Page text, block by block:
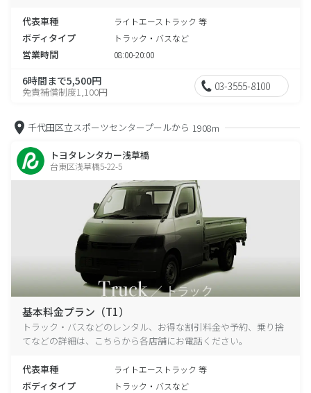
代表車種 ライトエーストラック 等
ボディタイプ トラック・バスなど
営業時間 08:00-20:00
6時間まで5,500円
免責補償制度1,100円 03-3555-8100
千代田区立スポーツセンタープールから 1908m
トヨタレンタカー浅草橋
台東区浅草橋5-22-5
基本料金プラン（T1）
トラック・バスなどのレンタル、お得な割引料金や予約、乗り捨
てなどの詳細は、こちらから各店舗にお電話ください。
代表車種 ライトエーストラック 等
ボディタイプ トラック・バスなど